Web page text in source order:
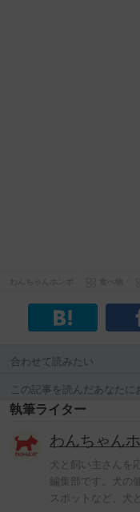
合わせて読みたい
この記事を読んだあなたに
執筆ライター
わんちゃん
犬と飼い主さんを
編集部です。犬の
スポットなど、犬